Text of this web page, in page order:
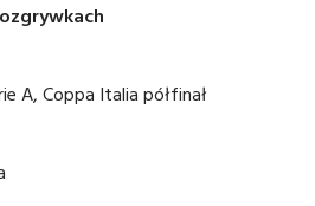
A, Coppa Italia półfinał